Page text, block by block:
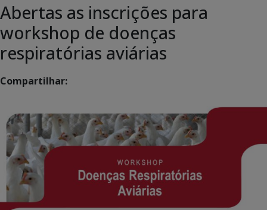
Abertas as inscrições para
workshop de doenças
respiratórias aviárias
Compartilhar: